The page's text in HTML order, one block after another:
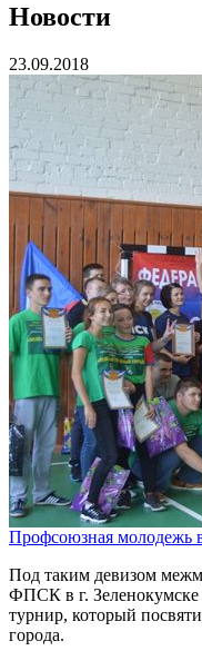
Новости
23.09.2018
Профсоюзная молодежь
Под таким девизом
ФПСК в г.
турнир, который
города.